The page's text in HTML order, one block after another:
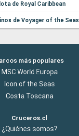
de Royal Caribbean
de Voyager of the Seas
más populares
MSC World Europa
Icon of the Seas
Costa Toscana
Cruceros.cl
¿Quiénes somos?